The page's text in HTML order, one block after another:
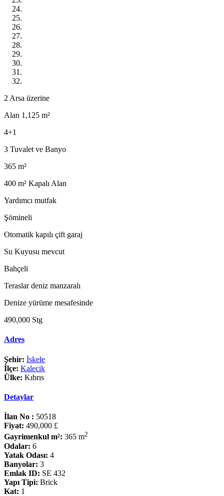
2 Arsa üzerine
Alan 1,125 m²
4+1
3 Tuvalet ve Banyo
365 m²
400 m² Kapalı Alan
Yardımcı mutfak
Şömineli
Otomatik kapılı çift garaj
Su Kuyusu mevcut
Bahçeli
Teraslar deniz manzaralı
Denize yürüme mesafesinde
490,000 Stg
Adres
Şehir: İskele
İlçe: Kalecik
Ülke: Kıbrıs
Detaylar
İlan No : 50518
Fiyat: 490,000 £
Gayrimenkul m²: 365 m2
Odalar: 6
Yatak Odası: 4
Banyolar: 3
Emlak ID: SE 432
Yapı Tipi: Brick
Kat: 1